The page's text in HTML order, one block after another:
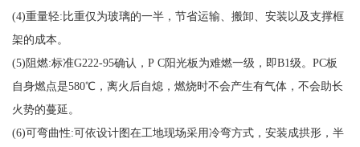
(4)重量轻:比重仅为玻璃的一半，节省运输、搬卸、安装以及支撑框
架的成本。
(5)阻燃:标准G222-95确认，P C阳光板为难燃一级，即B1级。PC板
自身燃点是580℃，离火后自熄，燃烧时不会产生有气体，不会助长
火势的蔓延。
(6)可弯曲性:可依设计图在工地现场采用冷弯方式，安装成拱形，半